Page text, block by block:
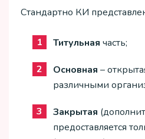
Стандартно КИ
Титульная часть;
Основная –
различными
Закрытая
предоставляется